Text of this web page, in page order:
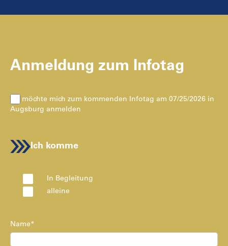
Anmeldung zum Infotag
Ich möchte mich zum kommenden Infotag am 07/25/2026 in
Augsburg anmelden
Ich komme
alleine
In Begleitung
Name*